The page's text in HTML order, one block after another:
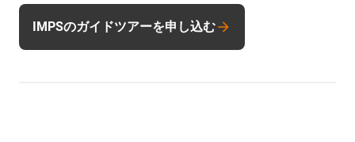
IMPSのガイドツアーを申し込む